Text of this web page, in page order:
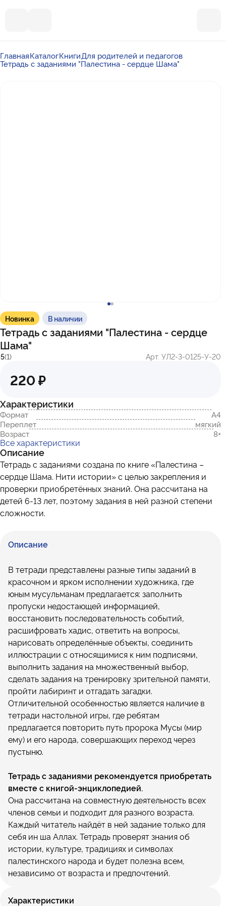
ГлавнаяКаталогКнигиДля родителей и педагогов
Тетрадь с заданиями "Палестина - сердце Шама"
Новинка В наличии
Тетрадь с заданиями "Палестина - сердце
Шама"
5(1) Арт. УЛ2-3-0125-У-20
Характеристики
Формат
А4
Переплет
мягкий
Возраст
8+
Все характеристики
Описание
Тетрадь с заданиями создана по книге «Палестина –
сердце Шама. Нити истории» с целью закрепления и
проверки приобретённых знаний. Она рассчитана на
детей 6-13 лет, поэтому задания в ней разной степени
сложности.
220 ₽
Описание
В тетради представлены разные типы заданий в
красочном и ярком исполнении художника, где
юным мусульманам предлагается: заполнить
пропуски недостающей информацией,
восстановить последовательность событий,
расшифровать хадис, ответить на вопросы,
нарисовать определённые объекты, соединить
иллюстрации с относящимися к ним подписями,
выполнить задания на множественный выбор,
сделать задания на тренировку зрительной памяти,
пройти лабиринт и отгадать загадки.
Отличительной особенностью является наличие в
тетради настольной игры, где ребятам
предлагается повторить путь пророка Мусы (мир
ему) и его народа, совершающих переход через
пустыню.
Тетрадь с заданиями рекомендуется приобретать
вместе с книгой-энциклопедией.
Она рассчитана на совместную деятельность всех
членов семьи и подходит для разного возраста.
Каждый читатель найдёт в ней задание только для
себя ин ша Аллах. Тетрадь проверят знания об
истории, культуре, традициях и символах
палестинского народа и будет полезна всем,
независимо от возраста и предпочтений.
Характеристики